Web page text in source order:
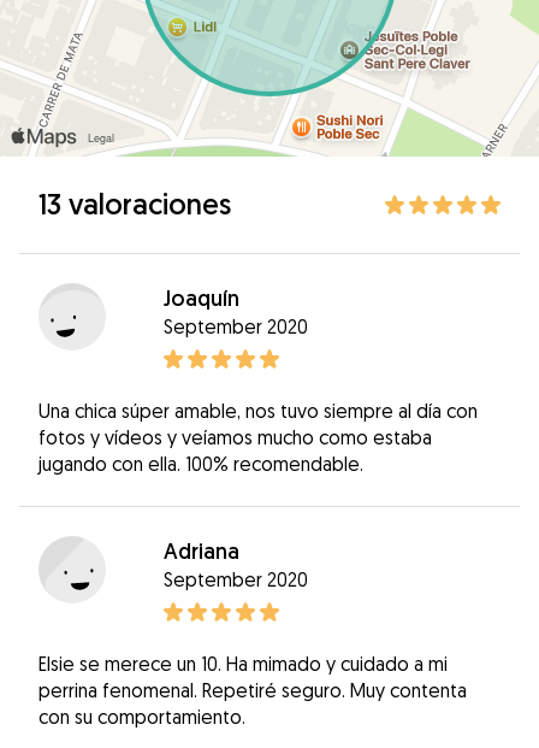
13 valoraciones
Joaquín
September 2020
Una chica súper amable, nos tuvo siempre al día con
fotos y vídeos y veíamos mucho como estaba
jugando con ella. 100% recomendable.
Adriana
September 2020
Elsie se merece un 10. Ha mimado y cuidado a mi
perrina fenomenal. Repetiré seguro. Muy contenta
con su comportamiento.